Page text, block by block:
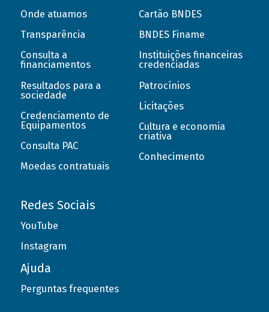
Onde atuamos
Transparência
Consulta a
financiamentos
Resultados para a
sociedade
Credenciamento de
Equipamentos
Consulta PAC
Moedas contratuais
Cartão BNDES
BNDES Finame
Instituições financeiras
credenciadas
Patrocínios
Licitações
Cultura e economia
criativa
Conhecimento
Redes Sociais
YouTube
Instagram
Ajuda
Perguntas frequentes